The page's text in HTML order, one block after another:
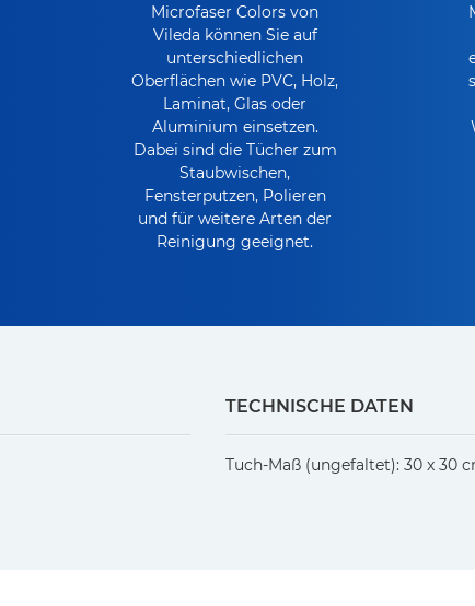
Microfaser Colors von
Vileda können Sie auf
unterschiedlichen
Oberflächen wie PVC, Holz,
Laminat, Glas oder
Aluminium einsetzen.
Dabei sind die Tücher zum
Staubwischen,
Fensterputzen, Polieren
und für weitere Arten der
Reinigung geeignet.
TECHNISCHE DATEN
Tuch-Maß (ungefaltet): 30 x 30